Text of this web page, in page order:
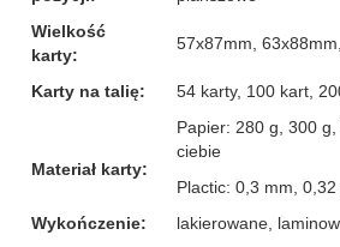
Wielkość
karty:
57x87mm,
Karty na talię: 54 karty, 100 kart,
Materiał karty:
Papier: 280 g, 300
ciebie
Plactic: 0,3 mm,
Wykończenie:
lakierowane,